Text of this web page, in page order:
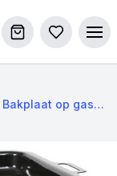
Winkelwagen
Bakplaat op gas 65x54cm